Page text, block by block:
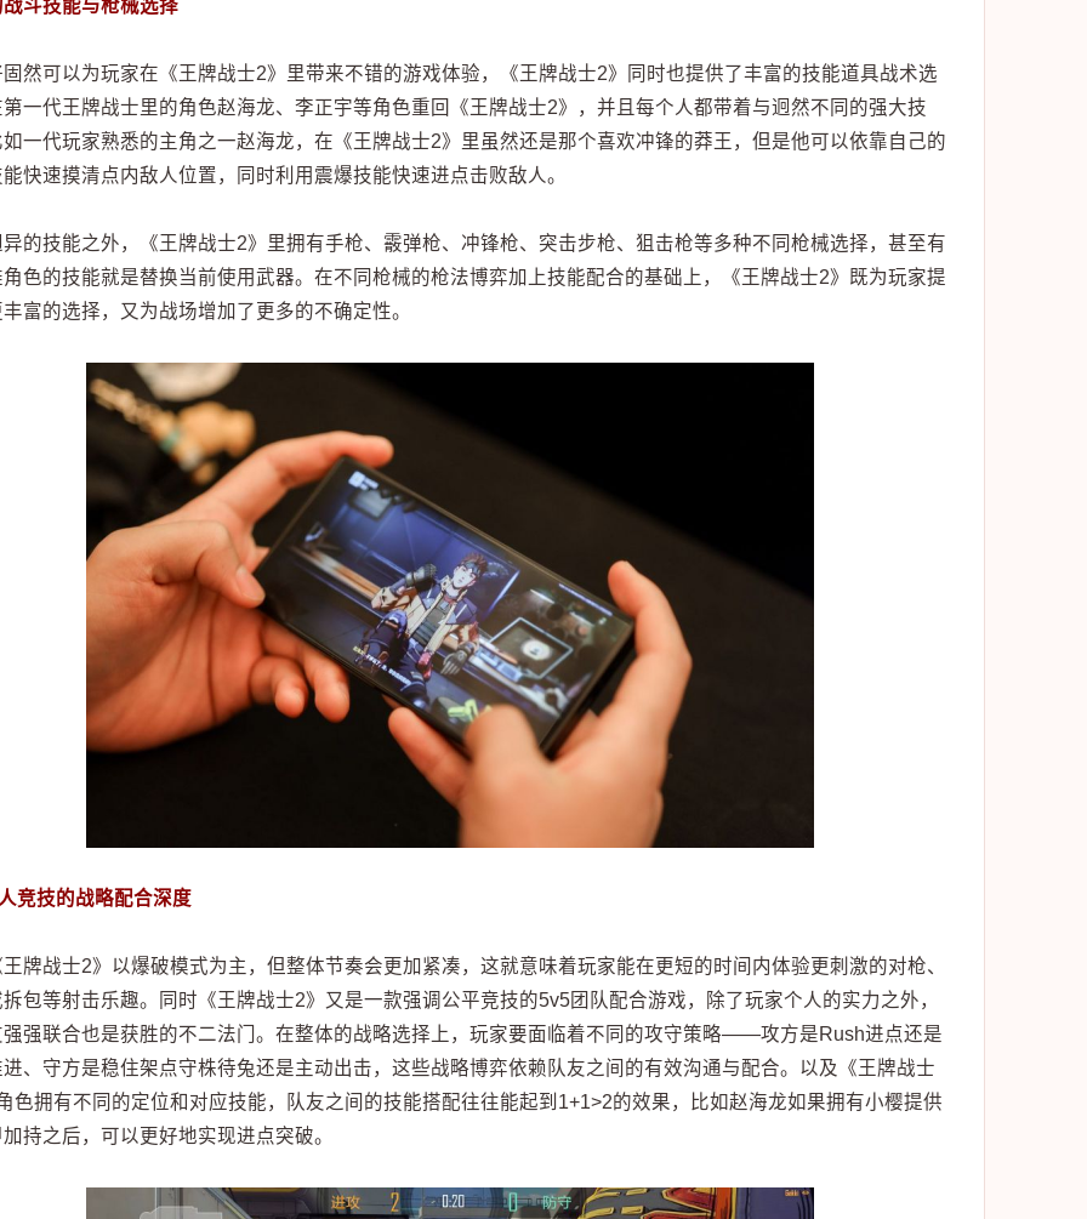
斗技能与枪械选择
然可以为玩家在《王牌战士2》里带来不错的游戏体验，《王牌战士2》同时也提供了丰富的技能道具战术选
一代王牌战士里的角色赵海龙、李正宇等角色重回《王牌战士2》，并且每个人都带着与迥然不同的强大技
一代玩家熟悉的主角之一赵海龙，在《王牌战士2》里虽然还是那个喜欢冲锋的莽王，但是他可以依靠自己的
快速摸清点内敌人位置，同时利用震爆技能快速进点击败敌人。
的技能之外，《王牌战士2》里拥有手枪、霰弹枪、冲锋枪、突击步枪、狙击枪等多种不同枪械选择，甚至有
色的技能就是替换当前使用武器。在不同枪械的枪法博弈加上技能配合的基础上，《王牌战士2》既为玩家提
富的选择，又为战场增加了更多的不确定性。
竞技的战略配合深度
牌战士2》以爆破模式为主，但整体节奏会更加紧凑，这就意味着玩家能在更短的时间内体验更刺激的对枪、
包等射击乐趣。同时《王牌战士2》又是一款强调公平竞技的5v5团队配合游戏，除了玩家个人的实力之外，
强强联合也是获胜的不二法门。在整体的战略选择上，玩家要面临着不同的攻守策略——攻方是Rush进点还是
、守方是稳住架点守株待兔还是主动出击，这些战略博弈依赖队友之间的有效沟通与配合。以及《王牌战士
色拥有不同的定位和对应技能，队友之间的技能搭配往往能起到1+1>2的效果，比如赵海龙如果拥有小樱提供
持之后，可以更好地实现进点突破。